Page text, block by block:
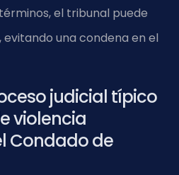
el tribunal puede
una condena en el
judicial típico
violencia
Condado de